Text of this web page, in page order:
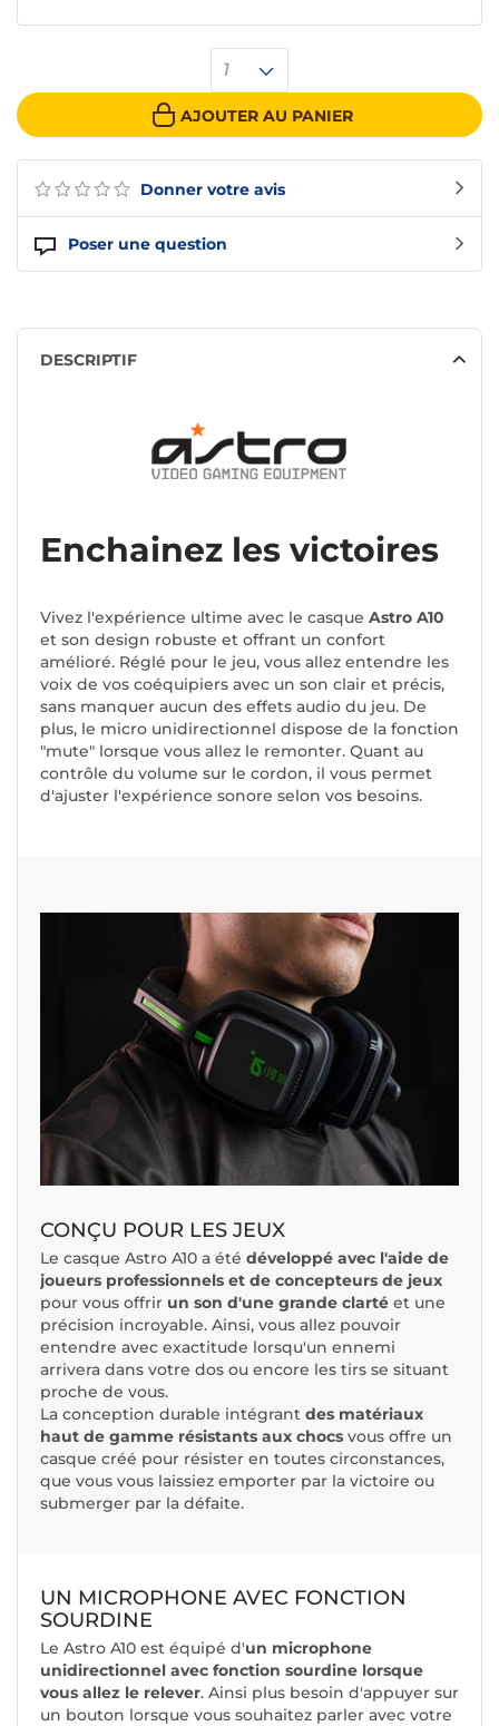
Donner votre avis
Poser une question
1
AJOUTER AU PANIER
DESCRIPTIF
Enchainez les victoires
Vivez l'expérience ultime avec le casque Astro A10
et son design robuste et offrant un confort
amélioré. Réglé pour le jeu, vous allez entendre les
voix de vos coéquipiers avec un son clair et précis,
sans manquer aucun des effets audio du jeu. De
plus, le micro unidirectionnel dispose de la fonction
"mute" lorsque vous allez le remonter. Quant au
contrôle du volume sur le cordon, il vous permet
d'ajuster l'expérience sonore selon vos besoins.
CONÇU POUR LES JEUX
Le casque Astro A10 a été développé avec l'aide de
joueurs professionnels et de concepteurs de jeux
pour vous offrir un son d'une grande clarté et une
précision incroyable. Ainsi, vous allez pouvoir
entendre avec exactitude lorsqu'un ennemi
arrivera dans votre dos ou encore les tirs se situant
proche de vous.
La conception durable intégrant des matériaux
haut de gamme résistants aux chocs vous offre un
casque créé pour résister en toutes circonstances,
que vous vous laissiez emporter par la victoire ou
submerger par la défaite.
UN MICROPHONE AVEC FONCTION
SOURDINE
Le Astro A10 est équipé d'un microphone
unidirectionnel avec fonction sourdine lorsque
vous allez le relever. Ainsi plus besoin d'appuyer sur
un bouton lorsque vous souhaitez parler avec votre